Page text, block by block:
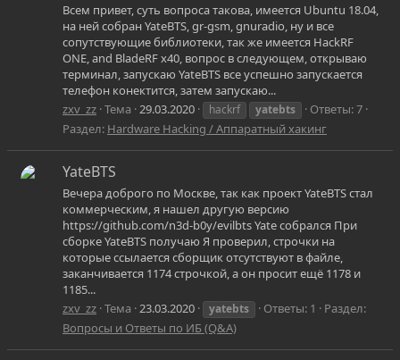
Всем привет, суть вопроса такова, имеется Ubuntu 18.04,
на ней собран YateBTS, gr-gsm, gnuradio, ну и все
сопутствующие библиотеки, так же имеется HackRF
ONE, and BladeRF x40, вопрос в следующем, открываю
терминал, запускаю YateBTS все успешно запускается
телефон конектится, затем запускаю...
zxv_zz Тема 29.03.2020 hackrf yatebts
Ответы: 7
Раздел: Hardware Hacking / Аппаратный хакинг
YateBTS
Вечера доброго по Москве, так как проект YateBTS стал
коммерческим, я нашел другую версию
https://github.com/n3d-b0y/evilbts Yate собрался При
сборке YateBTS получаю Я проверил, строчки на
которые ссылается сборщик отсутствуют в файле,
заканчивается 1174 строчкой, а он просит ещё 1178 и
1185...
zxv_zz Тема 23.03.2020 yatebts Ответы: 1
Раздел:
Вопросы и Ответы по ИБ (Q&A)